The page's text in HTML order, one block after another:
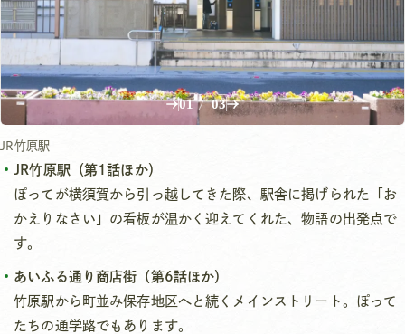
01 / 03
JR竹原駅
JR竹原駅（第1話ほか）
ぽってが横須賀から引っ越してきた際、駅舎に掲げられた「お
かえりなさい」の看板が温かく迎えてくれた、物語の出発点で
す。
あいふる通り商店街（第6話ほか）
竹原駅から町並み保存地区へと続くメインストリート。ぽって
たちの通学路でもあります。